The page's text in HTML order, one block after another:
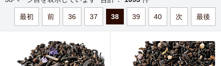
最初 前 36 37 38 39 40 次 最後